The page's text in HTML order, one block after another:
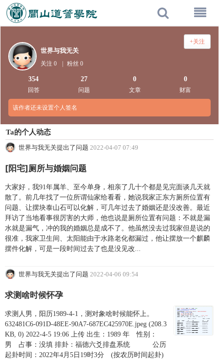
+关注
世界与我无关
关注 0 粉丝 0
354
回答
27
问题
0
文章
0
财富
该作者还未设置个人签名
Ta的个人动态
世界与我无关提出了问题 2022-04-07 07:49
[阳宅]厕所与婚姻问题
大家好，我91年属羊、至今单身，相亲了几十个都是见完面谈几天就
散了。前几年找了一位所谓仙家给看看，她说我家正东方厕所位置有
问题、让摆块泰山石可以化解，可几年过去了婚姻还是没改善。最近
拜访了当地看事很厉害的大师，他也说是厕所位置有问题：不就是漏
水就是漏气，冲的我的婚姻总是成不了。他虽然没去过我家但是说的
很准，我家卫生间、太阳能由于水路老化都漏过，他让摆放一个麒麟
摆件化解，可是一段时间过去了也是没见改...
世界与我无关提出了问题 2022-04-06 09:54
求测啥时候怀孕
求测人男，阳历1989-4-1，测对象啥时候能怀上。
632481C6-091D-48EE-90A7-687EC425970E.jpeg (208.3
KB, 0) 2022-4-5 19:06 上传 出生：1989 年 性别：
男 占事：没填 排卦：福德六爻排盘系统 公历
起卦时间：2022年4月5日19时3分 (按农历时间起卦)